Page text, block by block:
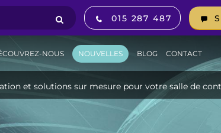
015 287 487
NOUS NOUVELLES BLOG CONTACT
et solutions sur mesure pour votre salle de